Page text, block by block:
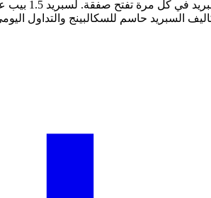
السبريد حاسم للسكالبينج والتداول